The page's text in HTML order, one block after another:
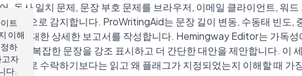
어-동사 일치 문제, 문장 부호 문제를 브라우저, 이메일 클라이언트, 워드
실시간으로 감지합니다. ProWritingAid는 문장 길이 변동, 수동태 빈도,
문서에 대한 상세한 보고서를 작성합니다. Hemingway Editor는 가독성
며 너무 복잡한 문장을 강조 표시하고 더 간단한 대안을 제안합니다. 이
자동으로 수락하기보다는 읽고 왜 플래그가 지정되었는지 이해할 때 가
트
이해
하
고자
다.